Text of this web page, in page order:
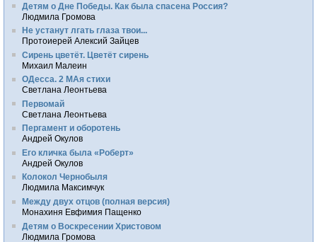
Детям о Дне Победы. Как была спасена Россия?
Людмила Громова
Не устанут лгать глаза твои...
Протоиерей Алексий Зайцев
Сирень цветёт. Цветёт сирень
Михаил Малеин
ОДесса. 2 МАя стихи
Светлана Леонтьева
Первомай
Светлана Леонтьева
Пергамент и оборотень
Андрей Окулов
Его кличка была «Роберт»
Андрей Окулов
Колокол Чернобыля
Людмила Максимчук
Между двух отцов (полная версия)
Монахиня Евфимия Пащенко
Детям о Воскресении Христовом
Людмила Громова